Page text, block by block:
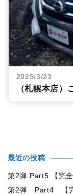
2025/3/23
（札幌本店）
最近の投稿